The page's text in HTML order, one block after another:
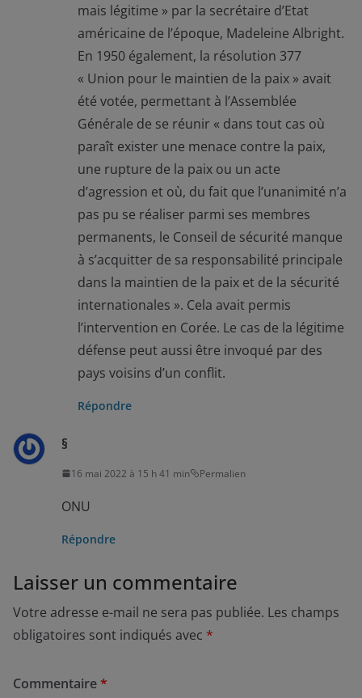
mais légitime » par la secrétaire d’Etat
américaine de l’époque, Madeleine Albright.
En 1950 également, la résolution 377
« Union pour le maintien de la paix » avait
été votée, permettant à l’Assemblée
Générale de se réunir « dans tout cas où
paraît exister une menace contre la paix,
une rupture de la paix ou un acte
d’agression et où, du fait que l’unanimité n’a
pas pu se réaliser parmi ses membres
permanents, le Conseil de sécurité manque
à s’acquitter de sa responsabilité principale
dans la maintien de la paix et de la sécurité
internationales ». Cela avait permis
l’intervention en Corée. Le cas de la légitime
défense peut aussi être invoqué par des
pays voisins d’un conflit.
Répondre
§
16 mai 2022 à 15 h 41 min Permalien
ONU
Répondre
Laisser un commentaire
Votre adresse e-mail ne sera pas publiée. Les champs
obligatoires sont indiqués avec *
Commentaire*